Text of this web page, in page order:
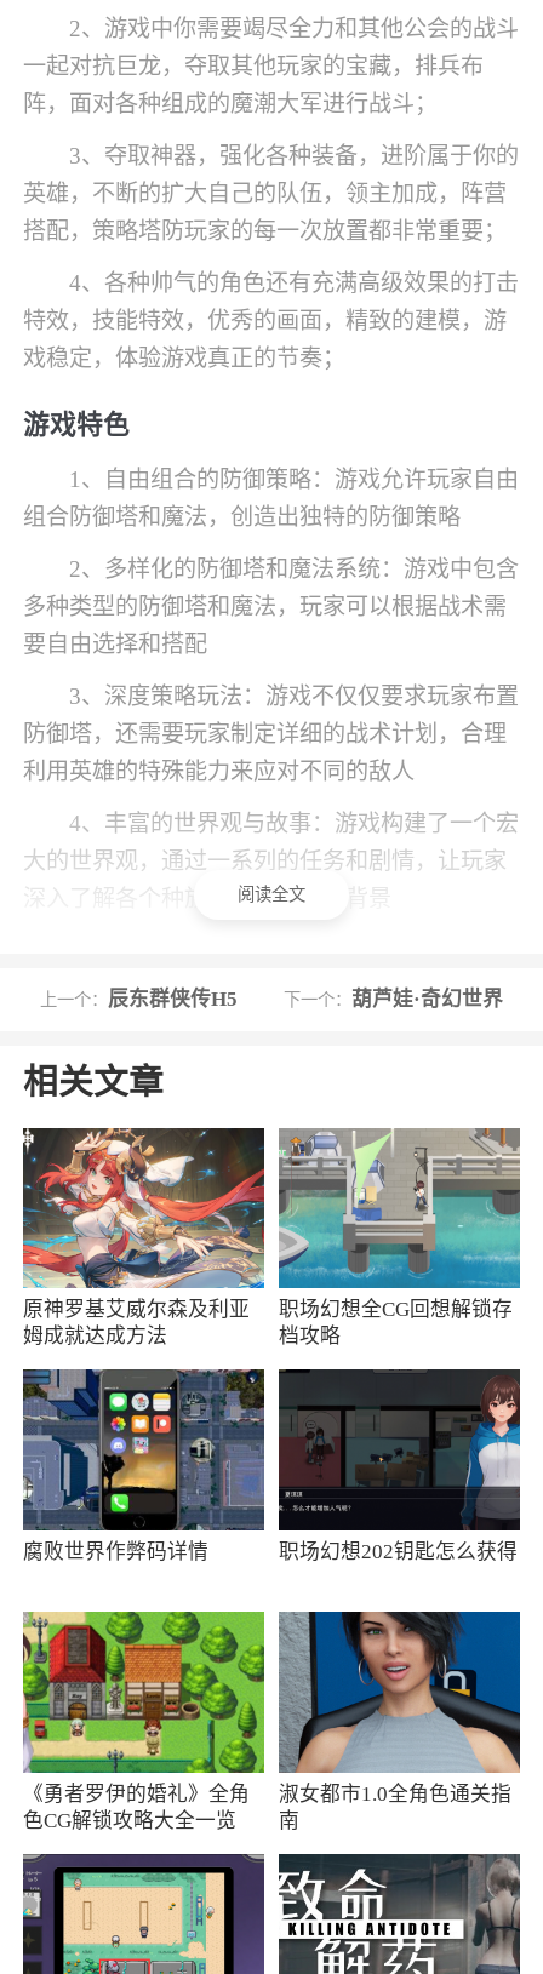
2、游戏中你需要竭尽全力和其他公会的战斗
一起对抗巨龙，夺取其他玩家的宝藏，排兵布
阵，面对各种组成的魔潮大军进行战斗；
3、夺取神器，强化各种装备，进阶属于你的
英雄，不断的扩大自己的队伍，领主加成，阵营
搭配，策略塔防玩家的每一次放置都非常重要；
4、各种帅气的角色还有充满高级效果的打击
特效，技能特效，优秀的画面，精致的建模，游
戏稳定，体验游戏真正的节奏；
游戏特色
1、自由组合的防御策略：游戏允许玩家自由
组合防御塔和魔法，创造出独特的防御策略
2、多样化的防御塔和魔法系统：游戏中包含
多种类型的防御塔和魔法，玩家可以根据战术需
要自由选择和搭配
3、深度策略玩法：游戏不仅仅要求玩家布置
防御塔，还需要玩家制定详细的战术计划，合理
利用英雄的特殊能力来应对不同的敌人
4、丰富的世界观与故事：游戏构建了一个宏
大的世界观，通过一系列的任务和剧情，让玩家
深入了解各个种族的历史和文化背景
择空间，玩家可以根据自己的喜好挑选不同职业
6、泰亚大陆包括荒漠、巢穴、古迹、村庄等
作为指挥官，你需要根据不同怪物属性，选择你
的最佳阵营组合和英雄职业搭配，上阵你的领主
和英雄，在最佳时机发动终极技能、AOE/魔法伤
害、治疗等不同技能，攻克难关，保护你的阵地
小编评价
1、它不仅是一场视听盛宴，更是策略与智慧
的较量，等待着每一位玩家的加入，共同守护这
片神秘的海域，书写属于自己的传奇篇章。还提
供了多种游戏模式，包括单人战役、无尽挑战、
竞技场对战等，满足了不同玩家的需求
家氪金差距大没有群众基础游戏容易夭折
3、将为玩家带来前所未有的游戏体验。无论
你是魔幻文化的粉丝还是策略游戏的爱好者，都
不应错过这款即将上线的史前巨作。现在就加入
预约活动，与全球玩家一起书写属于自己的传奇
篇章吧
更新日志
更新产品截图及介绍
阅读全文
上一个： 辰东群侠传H5 下一个： 葫芦娃·奇幻世界
相关文章
原神罗基艾威尔森及利亚
姆成就达成方法
职场幻想全CG回想解锁存
档攻略
腐败世界作弊码详情 职场幻想202钥匙怎么获得
《勇者罗伊的婚礼》全角
色CG解锁攻略大全一览
淑女都市1.0全角色通关指
南